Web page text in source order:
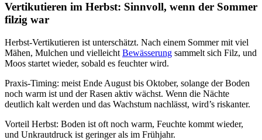
Vertikutieren im Herbst: Sinnvoll, wenn der Sommer
filzig war
Herbst-Vertikutieren ist unterschätzt. Nach einem Sommer mit viel
Mähen, Mulchen und vielleicht Bewässerung sammelt sich Filz, und
Moos startet wieder, sobald es feuchter wird.
Praxis-Timing: meist Ende August bis Oktober, solange der Boden
noch warm ist und der Rasen aktiv wächst. Wenn die Nächte
deutlich kalt werden und das Wachstum nachlässt, wird’s riskanter.
Vorteil Herbst: Boden ist oft noch warm, Feuchte kommt wieder,
und Unkrautdruck ist geringer als im Frühjahr.